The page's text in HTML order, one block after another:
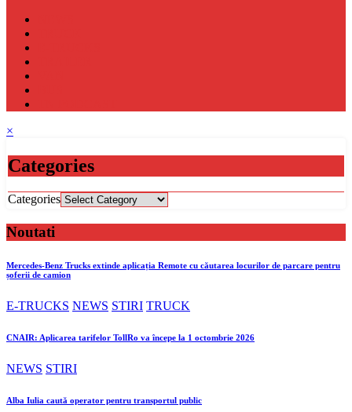
×
Categories
Categories
Noutati
Mercedes-Benz Trucks extinde aplicația Remote cu căutarea locurilor de parcare pentru
șoferii de camion
E-TRUCKS NEWS STIRI TRUCK
CNAIR: Aplicarea tarifelor TollRo va începe la 1 octombrie 2026
NEWS STIRI
Alba Iulia caută operator pentru transportul public